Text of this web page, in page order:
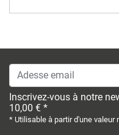
Adesse email
Inscrivez-vous à notre
10,00 € *
* Utilisable à partir d'une valeur